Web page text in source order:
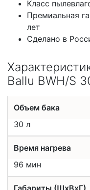
Класс
Премиальная
лет
Сделано в
Ballu BWH/S
Объем бака
30 л
Время нагрева
96 мин
Габариты (ШхВхГ)